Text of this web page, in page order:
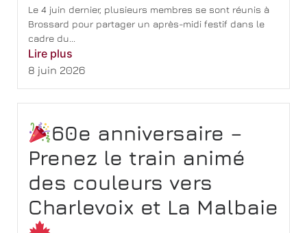
Le 4 juin dernier, plusieurs membres se sont réunis à
Brossard pour partager un après-midi festif dans le
cadre du...
Lire plus
8 juin 2026
60e anniversaire –
Prenez le train animé
des couleurs vers
Charlevoix et La Malbaie